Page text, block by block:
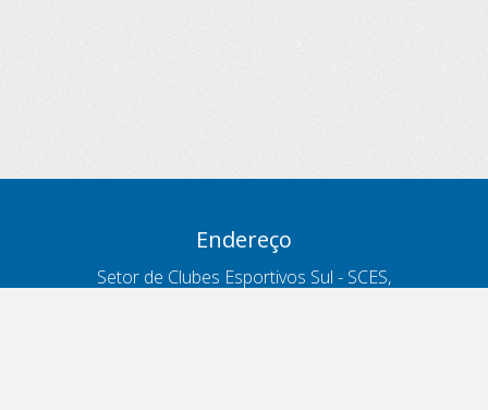
Endereço
Setor de Clubes Esportivos Sul - SCES,